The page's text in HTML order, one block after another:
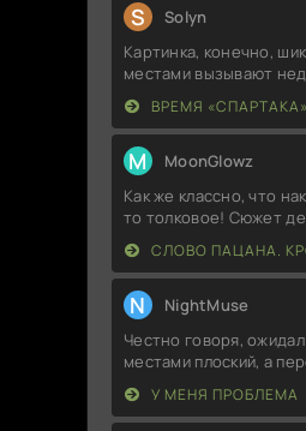
S Solyn
Картинка, конечно,
местами вызывают
ВРЕМЯ «СПАРТАКА»
M MoonGlowz
Как же классно, что
то толковое! Сюжет
СЛОВО ПАЦАНА.
N NightMuse
Честно говоря,
местами плоский, а
У МЕНЯ ПРОБЛЕМА